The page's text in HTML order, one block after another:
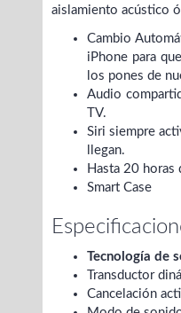
aislamiento acústico
Cambio
iPhone para
los pones de
Audio
TV.
Siri siempre
llegan.
Hasta 20 horas
Smart Case
Tecnología de
Transductor
Cancelación